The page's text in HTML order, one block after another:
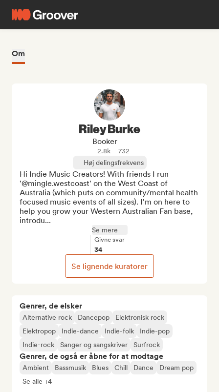
Om
Genrer, de elsker
Alternative rock Dancepop
Elektronisk rock
Elektropop
Indie-dance Indie-folk
Indie-pop
Indie-rock
Sanger og sangskriver Surfrock
Genrer, de også er åbne for at modtage
Ambient Bassmusik Blues Chill Dance
Dream pop
Se alle +4
Riley Burke
Booker
2.8k
732
Høj delingsfrekvens
Hi Indie Music Creators! With friends I run
'@mingle.westcoast' on the West Coast of
Australia (which puts on community/mental health
focused music events of all sizes). I'm on here to
help you grow your Western Australian Fan base,
introdu...
Se mere
Givne svar
34
Se lignende kuratorer